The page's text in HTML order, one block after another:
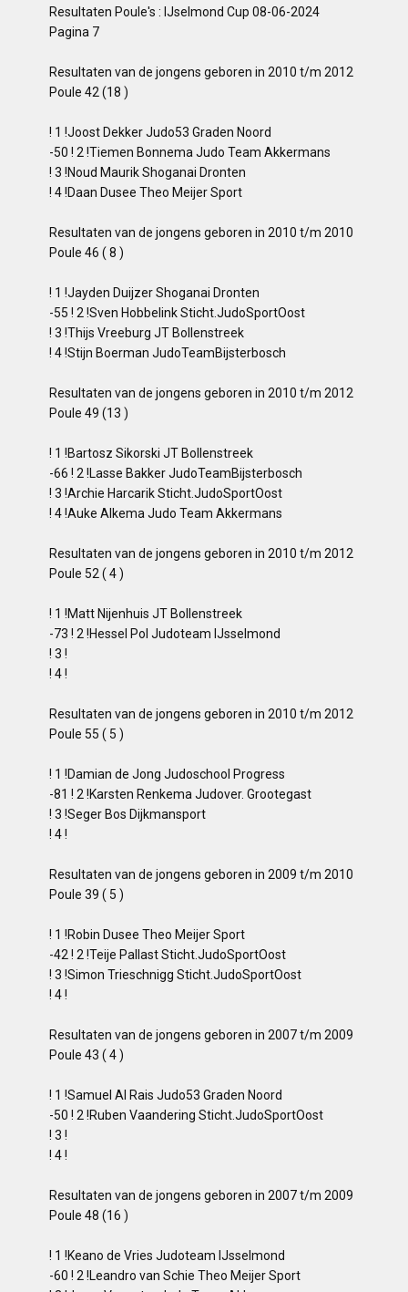
Resultaten Poule's : IJselmond Cup 08-06-2024
Pagina 7
Resultaten van de jongens geboren in 2010 t/m 2012
Poule 42 (18 )
! 1 !Joost Dekker Judo53 Graden Noord
-50 ! 2 !Tiemen Bonnema Judo Team Akkermans
! 3 !Noud Maurik Shoganai Dronten
! 4 !Daan Dusee Theo Meijer Sport
Resultaten van de jongens geboren in 2010 t/m 2010
Poule 46 ( 8 )
! 1 !Jayden Duijzer Shoganai Dronten
-55 ! 2 !Sven Hobbelink Sticht.JudoSportOost
! 3 !Thijs Vreeburg JT Bollenstreek
! 4 !Stijn Boerman JudoTeamBijsterbosch
Resultaten van de jongens geboren in 2010 t/m 2012
Poule 49 (13 )
! 1 !Bartosz Sikorski JT Bollenstreek
-66 ! 2 !Lasse Bakker JudoTeamBijsterbosch
! 3 !Archie Harcarik Sticht.JudoSportOost
! 4 !Auke Alkema Judo Team Akkermans
Resultaten van de jongens geboren in 2010 t/m 2012
Poule 52 ( 4 )
! 1 !Matt Nijenhuis JT Bollenstreek
-73 ! 2 !Hessel Pol Judoteam IJsselmond
! 3 !
! 4 !
Resultaten van de jongens geboren in 2010 t/m 2012
Poule 55 ( 5 )
! 1 !Damian de Jong Judoschool Progress
-81 ! 2 !Karsten Renkema Judover. Grootegast
! 3 !Seger Bos Dijkmansport
! 4 !
Resultaten van de jongens geboren in 2009 t/m 2010
Poule 39 ( 5 )
! 1 !Robin Dusee Theo Meijer Sport
-42 ! 2 !Teije Pallast Sticht.JudoSportOost
! 3 !Simon Trieschnigg Sticht.JudoSportOost
! 4 !
Resultaten van de jongens geboren in 2007 t/m 2009
Poule 43 ( 4 )
! 1 !Samuel Al Rais Judo53 Graden Noord
-50 ! 2 !Ruben Vaandering Sticht.JudoSportOost
! 3 !
! 4 !
Resultaten van de jongens geboren in 2007 t/m 2009
Poule 48 (16 )
! 1 !Keano de Vries Judoteam IJsselmond
-60 ! 2 !Leandro van Schie Theo Meijer Sport